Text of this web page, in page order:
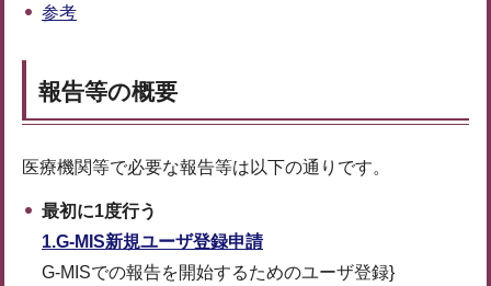
参考
報告等の概要
医療機関等で必要な報告等は以下の通りです。
最初に1度行う
1.G-MIS新規ユーザ登録申請
G-MISでの報告を開始するためのユーザ登録}